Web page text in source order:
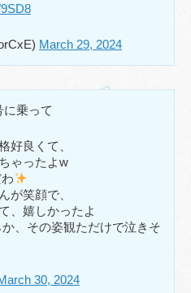
March 29, 2024
乗って
好良くて、
ゃったよw
が笑顔で、
、嬉しかったよ
、その姿観ただけで泣きそ
30, 2024